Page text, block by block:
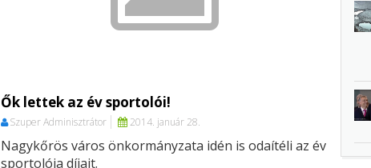
Ők lettek az év sportolói!
Szuper Adminisztrátor 2014. január 28.
Nagykőrös város önkormányzata idén is odaítéli az év
sportolója díjait.